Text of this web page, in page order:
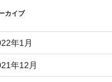
カイブ
年1月
年12月